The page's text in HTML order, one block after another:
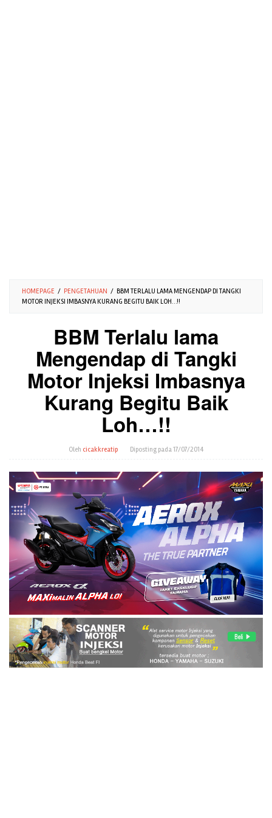
HOMEPAGE / PENGETAHUAN / BBM TERLALU LAMA MENGENDAP DI TANGKI
MOTOR INJEKSI IMBASNYA KURANG BEGITU BAIK LOH…!!
BBM Terlalu lama
Mengendap di Tangki
Motor Injeksi Imbasnya
Kurang Begitu Baik
Loh…!!
Oleh cicakkreatip Diposting pada17/07/2014